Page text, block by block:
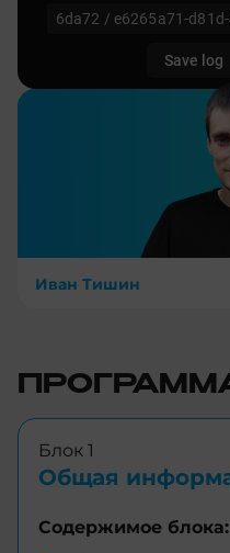
Иван Тишин
Блок 1
Общая
Содержимое блока: